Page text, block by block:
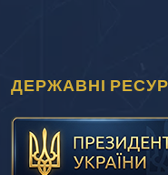
ДЕРЖАВНІ